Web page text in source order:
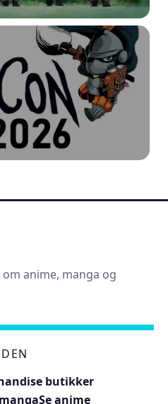
anime, manga og
butikker
Se anime